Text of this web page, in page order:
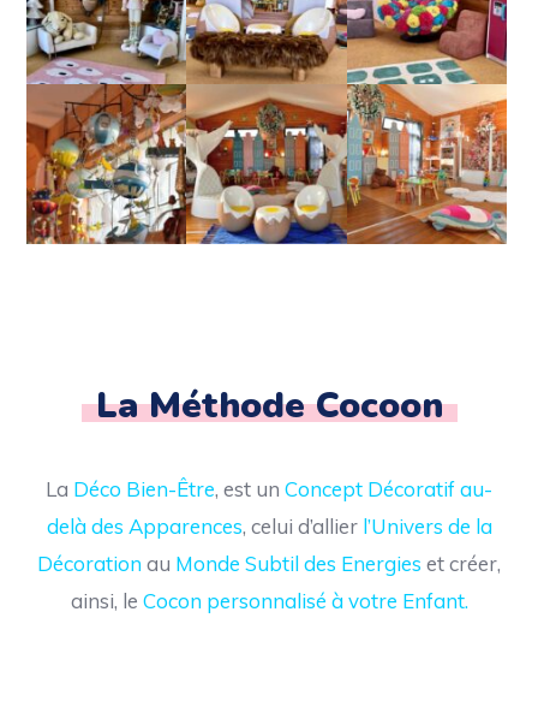
La Méthode Cocoon
La Déco Bien-Être, est un Concept Décoratif au-
delà des Apparences, celui d’allier l’Univers de la
Décorationau Monde Subtil des Energies et créer,
ainsi, le Cocon personnalisé à votre Enfant.